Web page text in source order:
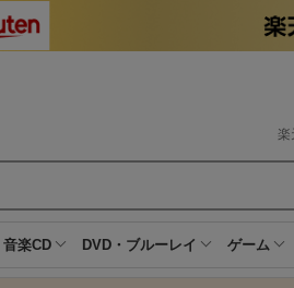
楽
音楽CD DVD・ブルーレイ ゲーム